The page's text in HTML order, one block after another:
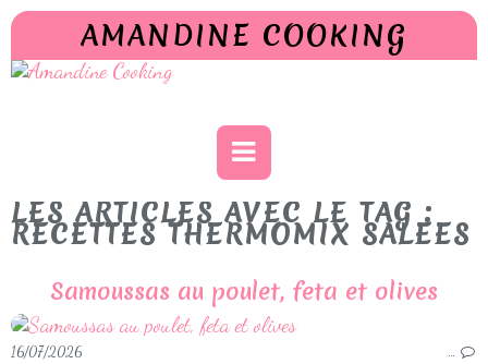
AMANDINE COOKING
LES ARTICLES AVEC LE TAG :
RECETTES THERMOMIX SALEES
Samoussas au poulet, feta et olives
16/07/2026 …